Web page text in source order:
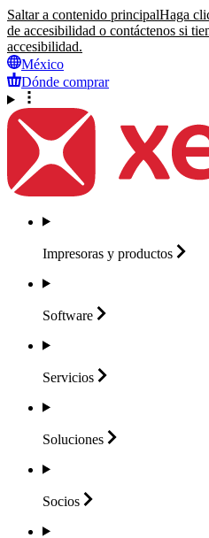
Saltar a contenido principalHaga
de accesibilidad o contáctenos si
accesibilidad.
México
Dónde comprar
Impresoras y productos
Software
Servicios
Soluciones
Socios